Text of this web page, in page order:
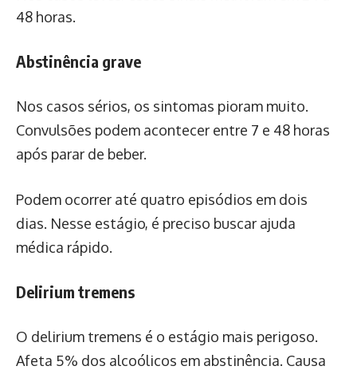
48 horas.
Abstinência grave
Nos casos sérios, os sintomas pioram muito.
Convulsões podem acontecer entre 7 e 48 horas
após parar de beber.
Podem ocorrer até quatro episódios em dois
dias. Nesse estágio, é preciso buscar ajuda
médica rápido.
Delirium tremens
O delirium tremens é o estágio mais perigoso.
Afeta 5% dos alcoólicos em abstinência. Causa